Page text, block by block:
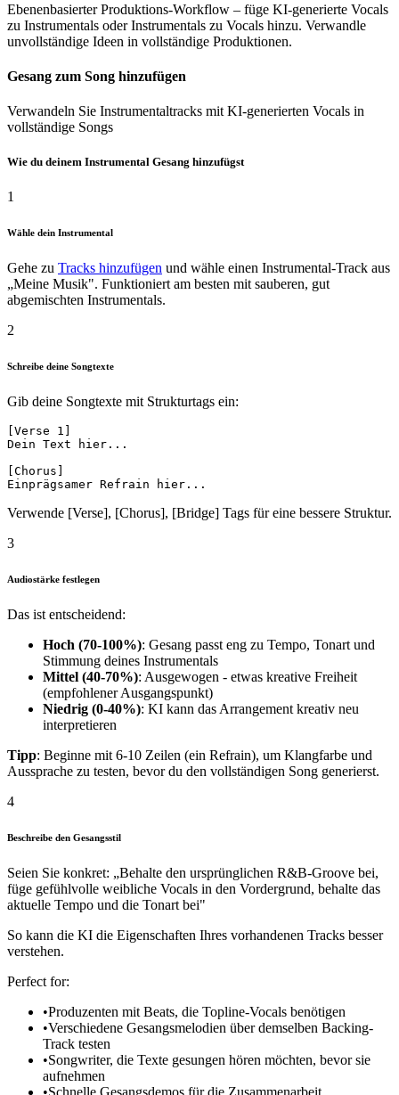
Ebenenbasierter Produktions-Workflow – füge KI-generierte Vocals
zu Instrumentals oder Instrumentals zu Vocals hinzu. Verwandle
unvollständige Ideen in vollständige Produktionen.
Gesang zum Song hinzufügen
Verwandeln Sie Instrumentaltracks mit KI-generierten Vocals in
vollständige Songs
Wie du deinem Instrumental Gesang hinzufügst
1
Wähle dein Instrumental
Gehe zu Tracks hinzufügen und wähle einen Instrumental-Track aus
„Meine Musik". Funktioniert am besten mit sauberen, gut
abgemischten Instrumentals.
2
Schreibe deine Songtexte
Gib deine Songtexte mit Strukturtags ein:
[Verse 1]
Dein Text hier...
[Chorus]
Verwende [Verse], [Chorus], [Bridge] Tags für eine bessere Struktur.
3
Audiostärke festlegen
Das ist entscheidend:
Hoch (70-100%): Gesang passt eng zu Tempo, Tonart und
Stimmung deines Instrumentals
Mittel (40-70%): Ausgewogen - etwas kreative Freiheit
(empfohlener Ausgangspunkt)
Niedrig (0-40%): KI kann das Arrangement kreativ neu
interpretieren
Tipp: Beginne mit 6-10 Zeilen (ein Refrain), um Klangfarbe und
Aussprache zu testen, bevor du den vollständigen Song generierst.
4
Beschreibe den Gesangsstil
Seien Sie konkret: „Behalte den ursprünglichen R&B-Groove bei,
füge gefühlvolle weibliche Vocals in den Vordergrund, behalte das
aktuelle Tempo und die Tonart bei"
So kann die KI die Eigenschaften Ihres vorhandenen Tracks besser
verstehen.
Perfect for:
•Produzenten mit Beats, die Topline-Vocals benötigen
•Verschiedene Gesangsmelodien über demselben Backing-
Track testen
•Songwriter, die Texte gesungen hören möchten, bevor sie
aufnehmen